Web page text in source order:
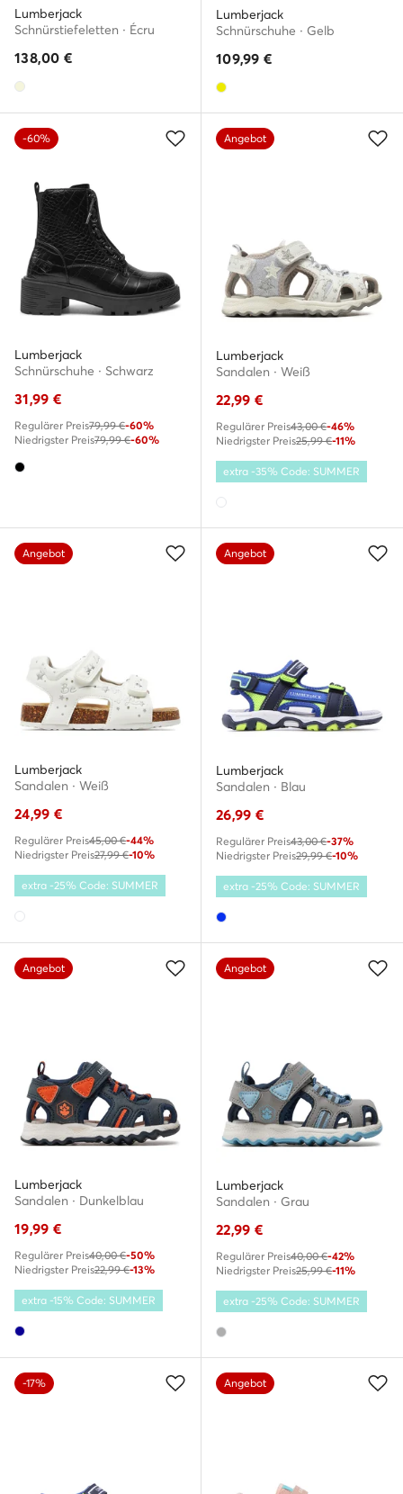
Lumberjack
Schnürstiefeletten · Écru
138,00 €
Lumberjack
Schnürschuhe · Gelb
109,99 €
-60%
Lumberjack
Schnürschuhe · Schwarz
31,99 €
Regulärer Preis79,99 €-60%
Niedrigster Preis79,99 €-60%
Angebot
Lumberjack
Sandalen · Weiß
22,99 €
Regulärer Preis43,00 €-46%
Niedrigster Preis25,99 €-11%
extra -35% Code: SUMMER
Angebot
Lumberjack
Sandalen · Weiß
24,99 €
Regulärer Preis45,00 €-44%
Niedrigster Preis27,99 €-10%
extra -25% Code: SUMMER
Angebot
Lumberjack
Sandalen · Blau
26,99 €
Regulärer Preis43,00 €-37%
Niedrigster Preis29,99 €-10%
extra -25% Code: SUMMER
Angebot
Lumberjack
Sandalen · Dunkelblau
19,99 €
Regulärer Preis40,00 €-50%
Niedrigster Preis22,99 €-13%
extra -15% Code: SUMMER
Angebot
Lumberjack
Sandalen · Grau
22,99 €
Regulärer Preis40,00 €-42%
Niedrigster Preis25,99 €-11%
extra -25% Code: SUMMER
-17% Angebot